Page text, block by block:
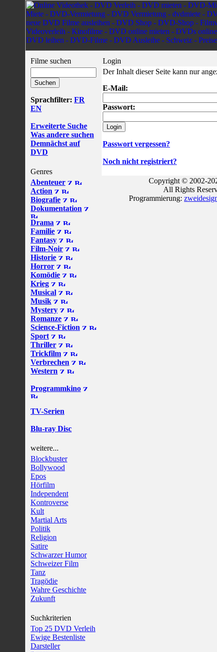
Filme suchen
Sprachfilter: FR
EN
Erweiterte Suche
Was andere suchen
Demnächst auf
DVD
Genres
Abenteuer
Action
Biografie
Dokumentation
Drama
Familie
Fantasy
Film-Noir
Historie
Horror
Komödie
Krieg
Musical
Musik
Mystery
Romanze
Science-Fiction
Sport
Thriller
Trickfilm
Verbrechen
Western
Programmkino
TV-Serien
Blu-ray Disc
weitere...
Blockbuster
Bollywood
Epos
Hörfilm
Independent
Kontroverse
Kult
Martial Arts
Politik
Religion
Satire
Schwarzer Humor
Schweizer Film
Tanz
Tragödie
Wahre Geschichte
Zukunft
Suchkriterien
Top 25 DVD Verleih
Ewige Bestenliste
Darsteller
Login
Der Inhalt dieser Seite kann nur
E-Mail:
Passwort:
Passwort vergessen?
Noch nicht registriert?
Copyright © 2002-
All Rights
Programmierung: